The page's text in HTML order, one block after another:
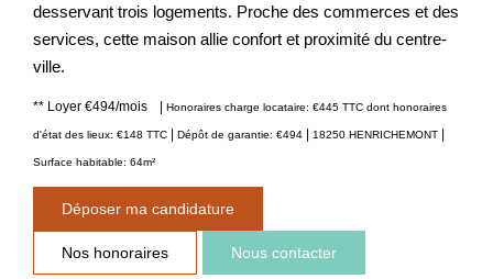
desservant trois logements. Proche des commerces et des
services, cette maison allie confort et proximité du centre-
ville.
** Loyer €494/mois | Honoraires charge locataire: €445 TTC dont honoraires
d'état des lieux: €148 TTC | Dépôt de garantie: €494 | 18250 HENRICHEMONT |
Surface habitable: 64m²
Déposer ma candidature
Nos honoraires Nous contacter